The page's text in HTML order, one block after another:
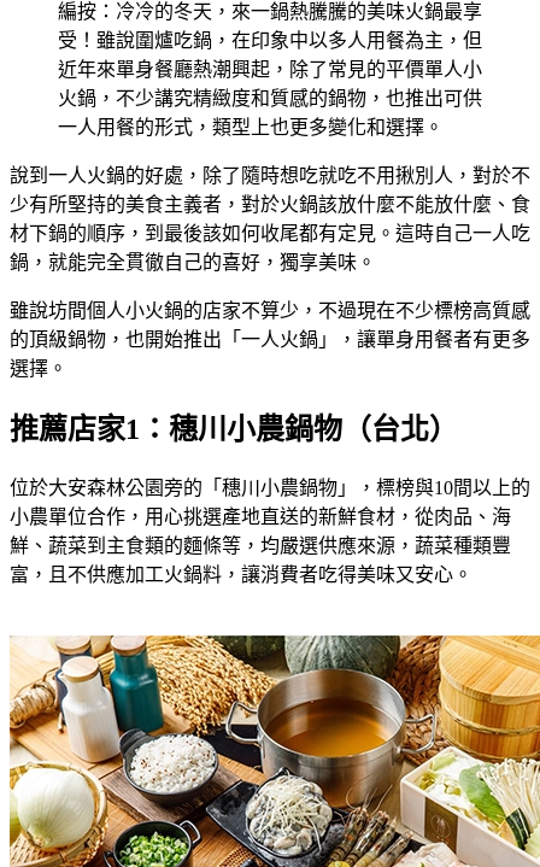
編按：冷冷的冬天，來一鍋熱騰騰的美味火鍋最享
受！雖說圍爐吃鍋，在印象中以多人用餐為主，但
近年來單身餐廳熱潮興起，除了常見的平價單人小
火鍋，不少講究精緻度和質感的鍋物，也推出可供
一人用餐的形式，類型上也更多變化和選擇。
說到一人火鍋的好處，除了隨時想吃就吃不用揪別人，對於不
少有所堅持的美食主義者，對於火鍋該放什麼不能放什麼、食
材下鍋的順序，到最後該如何收尾都有定見。這時自己一人吃
鍋，就能完全貫徹自己的喜好，獨享美味。
雖說坊間個人小火鍋的店家不算少，不過現在不少標榜高質感
的頂級鍋物，也開始推出「一人火鍋」，讓單身用餐者有更多
選擇。
推薦店家1：穗川小農鍋物（台北）
位於大安森林公園旁的「穗川小農鍋物」，標榜與10間以上的
小農單位合作，用心挑選產地直送的新鮮食材，從肉品、海
鮮、蔬菜到主食類的麵條等，均嚴選供應來源，蔬菜種類豐
富，且不供應加工火鍋料，讓消費者吃得美味又安心。